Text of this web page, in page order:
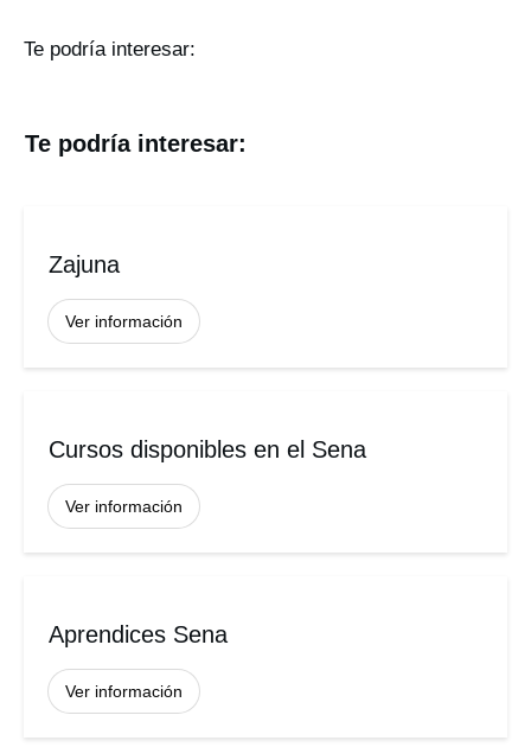
Te podría interesar:
Te podría interesar:
Zajuna
Ver información
Cursos disponibles en el Sena
Ver información
Aprendices Sena
Ver información